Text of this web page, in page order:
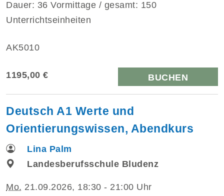
Dauer: 36 Vormittage / gesamt: 150
Unterrichtseinheiten
AK5010
1195,00 € BUCHEN
Deutsch A1 Werte und
Orientierungswissen, Abendkurs
Lina Palm
Landesberufsschule Bludenz
Mo. 21.09.2026, 18:30 - 21:00 Uhr